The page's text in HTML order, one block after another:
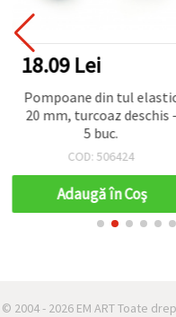
18.09 Lei
Pompoane din tul
20 mm, turcoaz deschis -
5 buc.
COD: 506424
Adaugă în Coş
© 2004 - 2026 EM ART Toate